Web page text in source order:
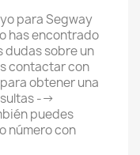
para Segway
has encontrado
dudas sobre un
contactar con
obtener una
-->
puedes
número con